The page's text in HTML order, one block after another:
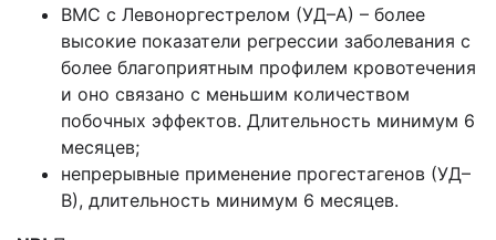
ВМС с Левоноргестрелом (УД–А) – более
высокие показатели регрессии заболевания с
более благоприятным профилем кровотечения
и оно связано с меньшим количеством
побочных эффектов. Длительность минимум 6
месяцев;
непрерывные применение прогестагенов (УД–
В), длительность минимум 6 месяцев.